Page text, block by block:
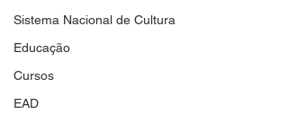
Sistema Nacional de Cultura
Educação
Cursos
EAD